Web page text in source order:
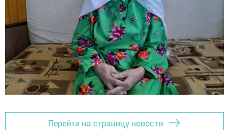
Перейти на страницу новости